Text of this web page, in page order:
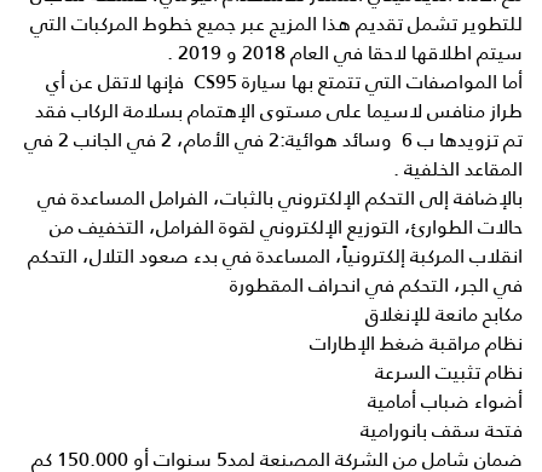
للتطوير تشمل تقديم هذا المزيج عبر جميع خطوط المركبات التي
سيتم اطلاقها لاحقا في العام 2018 و 2019 .
أما المواصفات التي تتمتع بها سيارة CS95 فإنها لاتقل عن أي
طراز منافس لاسيما على مستوى الإهتمام بسلامة الركاب فقد
تم تزويدها ب 6 وسائد هوائية:2 في الأمام، 2 في الجانب 2 في
المقاعد الخلفية .
بالإضافة إلى التحكم الإلكتروني بالثبات، الفرامل المساعدة في
حالات الطوارئ، التوزيع الإلكتروني لقوة الفرامل، التخفيف من
انقلاب المركبة إلكترونياً، المساعدة في بدء صعود التلال، التحكم
في الجر، التحكم في انحراف المقطورة
مكابح مانعة للإنغلاق
نظام مراقبة ضغط الإطارات
نظام تثبيت السرعة
أضواء ضباب أمامية
فتحة سقف بانورامية
ضمان شامل من الشركة المصنعة لمد5 سنوات أو 150.000 كم